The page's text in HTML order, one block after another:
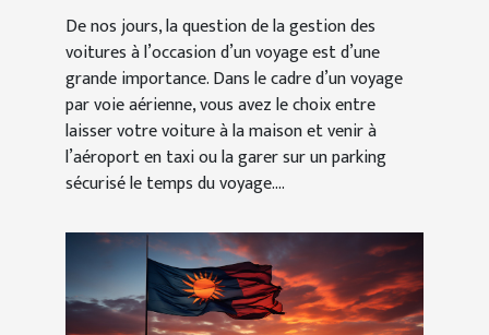
De nos jours, la question de la gestion des
voitures à l’occasion d’un voyage est d’une
grande importance. Dans le cadre d’un voyage
par voie aérienne, vous avez le choix entre
laisser votre voiture à la maison et venir à
l’aéroport en taxi ou la garer sur un parking
sécurisé le temps du voyage....